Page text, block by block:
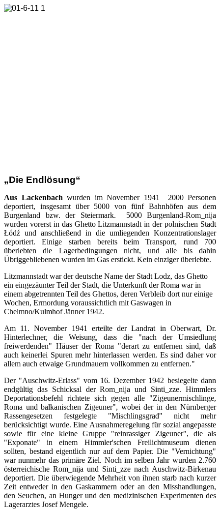
„Die Endlösung“
Aus Lackenbach wurden im November 1941 2000 Personen
deportiert, insgesamt über 5000 von fünf Bahnhöfen aus dem
Burgenland bzw. der Steiermark. 5000 Burgenland-Rom_nija
wurden vorerst in das Ghetto Litzmannstadt in der polnischen Stadt
Łódź und anschließend in die umliegenden Konzentrationslager
deportiert. Einige starben bereits beim Transport, rund 700
überlebten die Lagerbedingungen nicht, und alle bis dahin
Übriggebliebenen wurden im Gas erstickt. Kein einziger überlebte.
Litzmannstadt war der deutsche Name der Stadt Lodz, das Ghetto
ein eingezäunter Teil der Stadt, die Unterkunft der Roma war in
einem abgetrennten Teil des Ghettos, deren Verbleib dort nur einige
Wochen, Ermordung voraussichtlich mit Gaswagen in
Chelmno/Kulmhof Jänner 1942.
Am 11. November 1941 erteilte der Landrat in Oberwart, Dr.
Hinterlechner, die Weisung, dass die "nach der Umsiedlung
freiwerdenden" Häuser der Roma "derart zu entfernen sind, daß
auch keinerlei Spuren mehr hinterlassen werden. Es sind daher vor
allem auch etwaige Grundmauern vollkommen zu entfernen."
Der "Auschwitz-Erlass" vom 16. Dezember 1942 besiegelte dann
endgültig das Schicksal der Rom_nija und Sinti_zze. Himmlers
Deportationsbefehl richtete sich gegen alle "Zigeunermischlinge,
Roma und balkanischen Zigeuner", wobei der in den Nürnberger
Rassengesetzen festgelegte "Mischlingsgrad" nicht mehr
berücksichtigt wurde. Eine Ausnahmeregelung für sozial angepasste
sowie für eine kleine Gruppe "reinrassiger Zigeuner", die als
"Exponate" in einem Himmler'schen Freilichtmuseum dienen
sollten, bestand eigentlich nur auf dem Papier. Die "Vernichtung"
war nunmehr das primäre Ziel. Noch im selben Jahr wurden 2.760
österreichische Rom_nija und Sinti_zze nach Auschwitz-Birkenau
deportiert. Die überwiegende Mehrheit von ihnen starb nach kurzer
Zeit entweder in den Gaskammern oder an den Misshandlungen,
den Seuchen, an Hunger und den medizinischen Experimenten des
Lagerarztes Josef Mengele.